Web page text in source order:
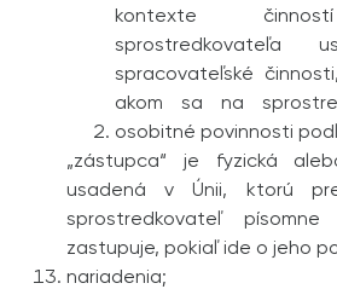
kontexte
sprostredkovateľa
spracovateľské
akom sa na
osobitné povinnosti
„zástupca“ je fyzická
usadená v Únii, ktorú
sprostredkovateľ
zastupuje, pokiaľ ide o jeho
nariadenia;